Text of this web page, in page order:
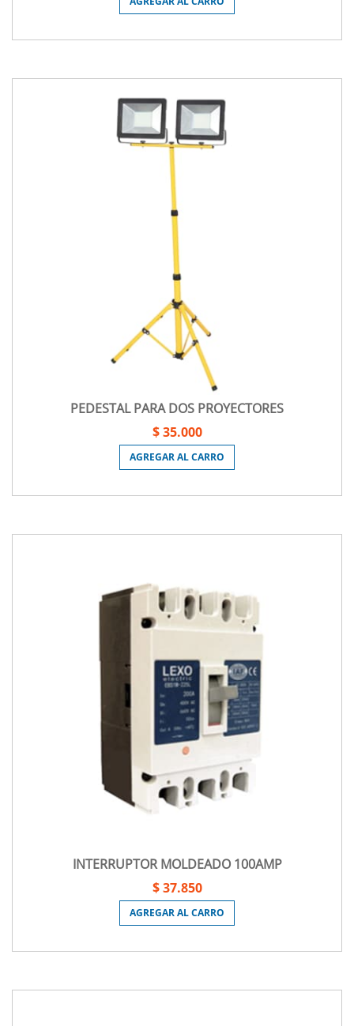
PEDESTAL PARA DOS PROYECTORES
$ 35.000
AGREGAR AL CARRO
INTERRUPTOR MOLDEADO 100AMP
$ 37.850
AGREGAR AL CARRO